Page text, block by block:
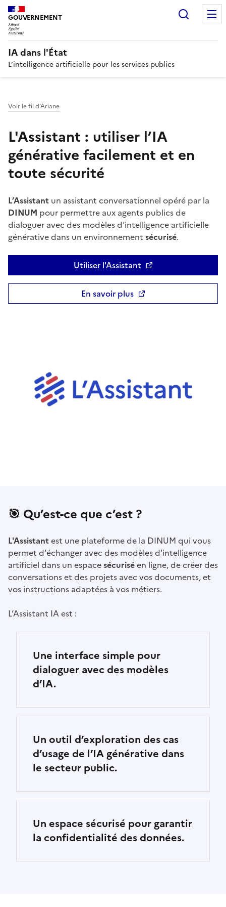
GOUVERNEMENT
IA dans l'État
L’intelligence artificielle pour les services publics
Voir le fil d’Ariane
L'Assistant : utiliser l’IA
générative facilement et en
toute sécurité
L’Assistant un assistant conversationnel opéré par la
DINUM pour permettre aux agents publics de
dialoguer avec des modèles d’intelligence artificielle
générative dans un environnement sécurisé.
Utiliser l'AssistantOuvre une nouvelle fenêtre
En savoir plusOuvre une nouvelle fenêtre
🎯 Qu’est-ce que c’est ?
L'Assistantest une plateforme de la DINUM qui vous
permet d'échanger avec des modèles d'intelligence
artificiel dans un espacesécuriséen ligne, de créer des
conversations et des projets avec vos documents, et
vos instructions adaptées à vos métiers.
L’Assistant IA est :
Une interface simple pour
dialoguer avec des modèles
d’IA.
Un outil d’exploration des cas
d’usage de l’IA générative dans
le secteur public.
Un espace sécurisé pour garantir
la confidentialité des données.